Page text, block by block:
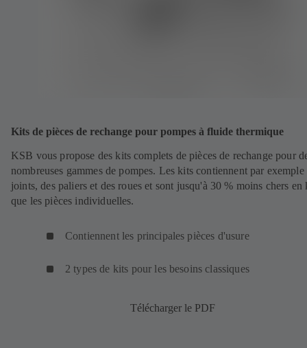
Kits de pièces de rechange pour pompes à fluide thermique
KSB vous propose des kits complets de pièces de rechange pour
nombreuses gammes de pompes. Les kits contiennent par exemple
joints, des paliers et des roues et sont jusqu'à 30 % moins chers en
que les pièces individuelles.
Contiennent les principales pièces d'usure
2 types de kits pour les besoins classiques
Télécharger le PDF